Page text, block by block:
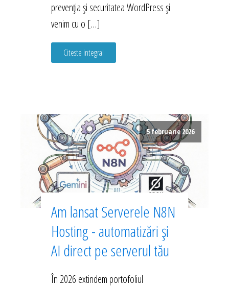
prevenția și securitatea WordPress și
venim cu o […]
Citeste integral
5 februarie 2026
Am lansat Serverele N8N
Hosting - automatizări și
AI direct pe serverul tău
În 2026 extindem portofoliul